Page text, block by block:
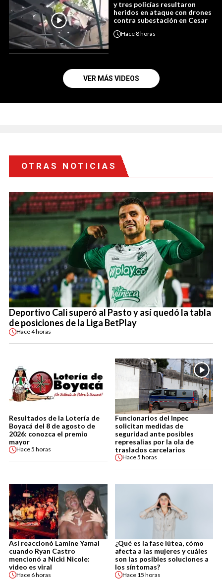
y tres policías resultaron
heridos en ataque con drones
contra subestación en Cesar
Hace8 horas
VER MÁS VIDEOS
OTRAS NOTICIAS
Deportivo Cali superó al Pasto y así quedó la tabla
de posiciones de la Liga BetPlay
Hace4 horas
Resultados de la Lotería de
Boyacá del 8 de agosto de
2026: conozca el premio
mayor
Hace5 horas
Funcionarios del Inpec
solicitan medidas de
seguridad ante posibles
represalias por la ola de
traslados carcelarios
Hace5 horas
Así reaccionó Lamine Yamal
cuando Ryan Castro
mencionó a Nicki Nicole:
video es viral
Hace 6 horas
¿Qué es la fase lútea, cómo
afecta a las mujeres y cuáles
son las posibles soluciones a
los síntomas?
Hace 15 horas